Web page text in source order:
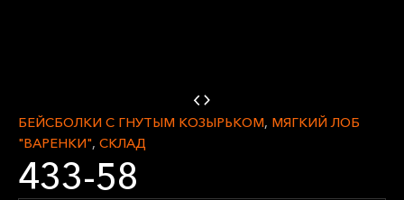
БЕЙСБОЛКИ С ГНУТЫМ КОЗЫРЬКОМ, МЯГКИЙ ЛОБ
"ВАРЕНКИ", СКЛАД
433-58